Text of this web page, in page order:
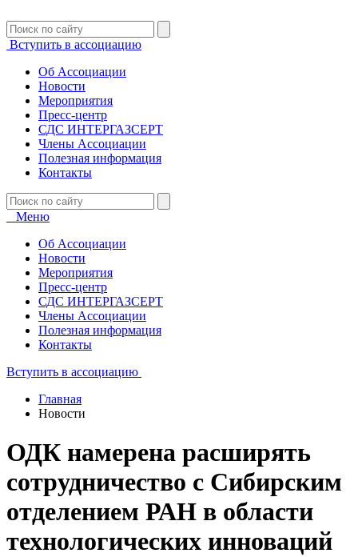
Вступить в ассоциацию
Об Ассоциации
Новости
Мероприятия
Пресс-центр
СДС ИНТЕРГАЗСЕРТ
Члены Ассоциации
Полезная информация
Контакты
Меню
Об Ассоциации
Новости
Мероприятия
Пресс-центр
СДС ИНТЕРГАЗСЕРТ
Члены Ассоциации
Полезная информация
Контакты
Вступить в ассоциацию
Главная
Новости
ОДК намерена расширять
сотрудничество с Сибирским
отделением РАН в области
технологических инноваций